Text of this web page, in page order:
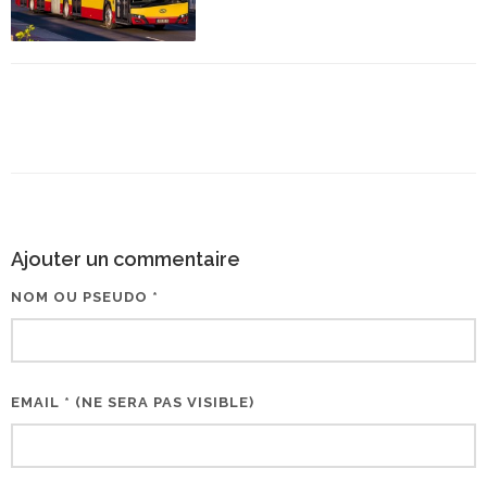
Ajouter un commentaire
NOM OU PSEUDO *
EMAIL * (NE SERA PAS VISIBLE)